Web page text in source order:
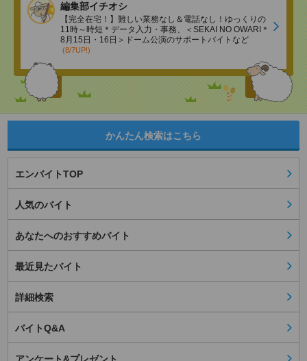
編集部イチオシ
【完全在宅！】難しい業務なし＆電話なし！ゆっくりの
11時～時短＊データ入力・事務、＜SEKAI NO OWARI＊
8月15日・16日＞ドーム公演のサポートバイトなど
(8/7UP!)
かんたん検索はこちら
エンバイトTOP
人気のバイト
あなたへのおすすめバイト
最近見たバイト
詳細検索
バイトQ&A